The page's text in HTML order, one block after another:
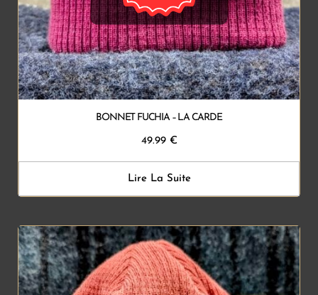
BONNET FUCHIA – LA CARDE
49.99 €
Lire La Suite